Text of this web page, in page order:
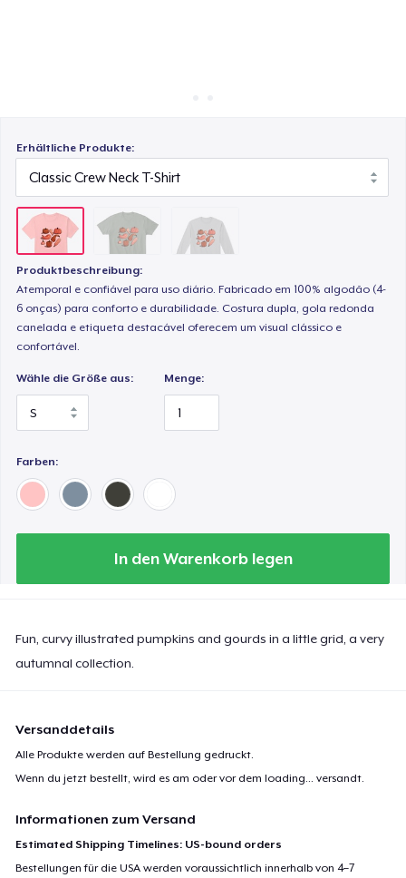
Erhältliche Produkte:
Produktbeschreibung:
Atemporal e confiável para uso diário. Fabricado em 100% algodão (4-
6 onças) para conforto e durabilidade. Costura dupla, gola redonda
canelada e etiqueta destacável oferecem um visual clássico e
confortável.
Wähle die Größe aus: Menge:
Farben:
In den Warenkorb legen
Fun, curvy illustrated pumpkins and gourds in a little grid, a very
autumnal collection.
Versanddetails
Alle Produkte werden auf Bestellung gedruckt.
Wenn du jetzt bestellt, wird es am oder vor demloading... versandt.
Informationen zum Versand
Estimated Shipping Timelines: US-bound orders
Bestellungen für die USA werden voraussichtlich innerhalb von 4–7